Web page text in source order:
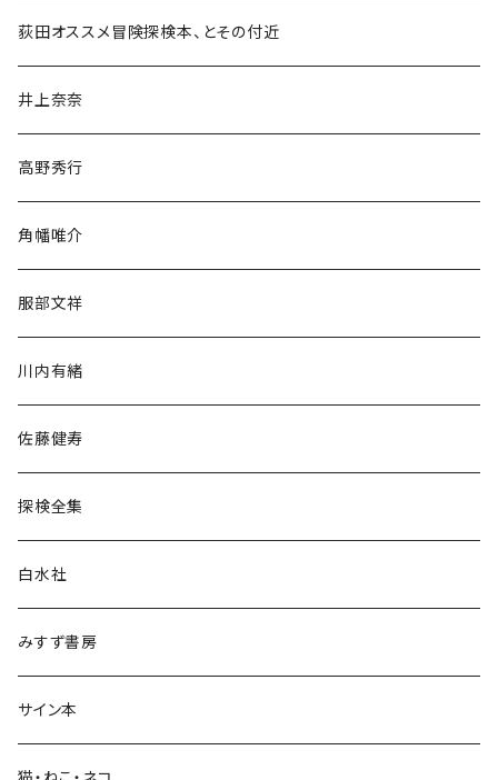
和書
文学・小説・物語
随筆・ノンフィクション・その他
民族・風習
言語・ことば
荻田オススメ冒険探検本、とその付近
井上奈奈
高野秀行
角幡唯介
服部文祥
川内有緒
佐藤健寿
探検全集
白水社
みすず書房
サイン本